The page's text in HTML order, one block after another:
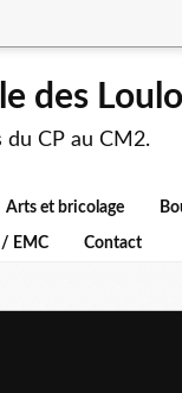
des
du CP au CM2.
Arts et bricolage
EMC Contact